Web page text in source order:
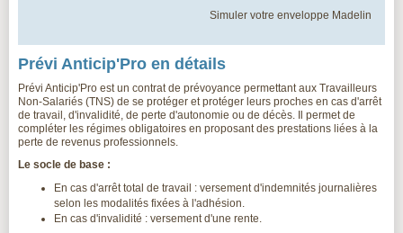
Simuler votre enveloppe Madelin
Prévi Anticip'Pro en détails
Prévi Anticip'Pro est un contrat de prévoyance permettant aux Travailleurs
Non-Salariés (TNS) de se protéger et protéger leurs proches en cas d'arrêt
de travail, d'invalidité, de perte d'autonomie ou de décès. Il permet de
compléter les régimes obligatoires en proposant des prestations liées à la
perte de revenus professionnels.
Le socle de base :
En cas d'arrêt total de travail : versement d'indemnités journalières
selon les modalités fixées à l'adhésion.
En cas d'invalidité : versement d'une rente.